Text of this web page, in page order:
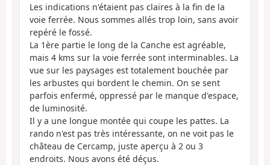
Les indications n'étaient pas claires à la fin de la
voie ferrée. Nous sommes allés trop loin, sans avoir
repéré le fossé.
La 1ère partie le long de la Canche est agréable,
mais 4 kms sur la voie ferrée sont interminables. La
vue sur les paysages est totalement bouchée par
les arbustes qui bordent le chemin. On se sent
parfois enfermé, oppressé par le manque d'espace,
de luminosité.
Il y a une longue montée qui coupe les pattes. La
rando n'est pas très intéressante, on ne voit pas le
château de Cercamp, juste aperçu à 2 ou 3
endroits. Nous avons été déçus.